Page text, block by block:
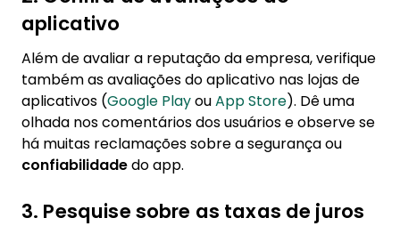
aplicativo
Além de avaliar a reputação da empresa, verifique
também as avaliações do aplicativo nas lojas de
aplicativos (Google PlayouApp Store). Dê uma
olhada nos comentários dos usuários e observe se
há muitas reclamações sobre a segurança ou
confiabilidadedo app.
3. Pesquise sobre as taxas de juros